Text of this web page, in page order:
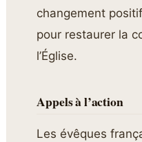
changement
pour restaurer la
l’Église.
Appels à l’action
Les évêques